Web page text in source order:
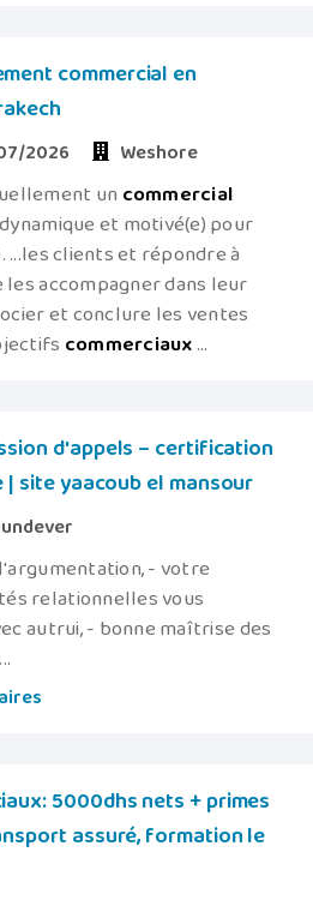
commercial en
2026 Weshore
uncommercial
et motivé(e) pour
clients et répondre à
accompagner dans leur
et conclure les ventes
commerciaux...
d'appels – certification
site yaacoub el mansour
- votre
relationnelles vous
autrui, - bonne maîtrise des
...
5000dhs nets + primes
assuré, formation le